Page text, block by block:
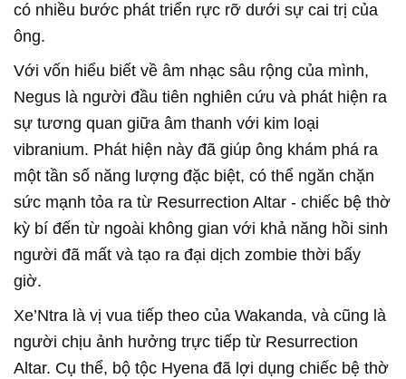
có nhiều bước phát triển rực rỡ dưới sự cai trị của
ông.
Với vốn hiểu biết về âm nhạc sâu rộng của mình,
Negus là người đầu tiên nghiên cứu và phát hiện ra
sự tương quan giữa âm thanh với kim loại
vibranium. Phát hiện này đã giúp ông khám phá ra
một tần số năng lượng đặc biệt, có thể ngăn chặn
sức mạnh tỏa ra từ Resurrection Altar - chiếc bệ thờ
kỳ bí đến từ ngoài không gian với khả năng hồi sinh
người đã mất và tạo ra đại dịch zombie thời bấy
giờ.
Xe’Ntra là vị vua tiếp theo của Wakanda, và cũng là
người chịu ảnh hưởng trực tiếp từ Resurrection
Altar. Cụ thể, bộ tộc Hyena đã lợi dụng chiếc bệ thờ